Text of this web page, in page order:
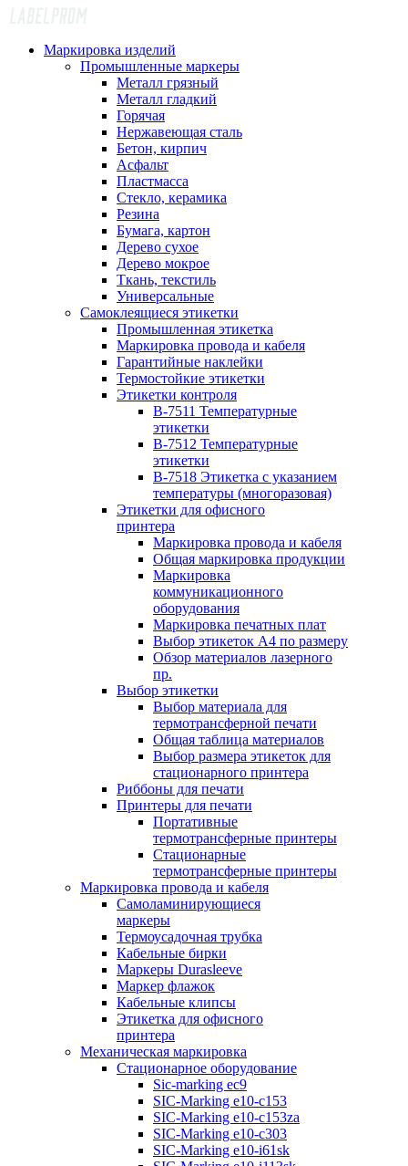
Маркировка изделий
Промышленные маркеры
Металл грязный
Металл гладкий
Горячая
Нержавеющая сталь
Бетон, кирпич
Асфальт
Пластмасса
Стекло, керамика
Резина
Бумага, картон
Дерево сухое
Дерево мокрое
Ткань, текстиль
Универсальные
Самоклеящиеся этикетки
Промышленная этикетка
Маркировка провода и кабеля
Гарантийные наклейки
Термостойкие этикетки
Этикетки контроля
B-7511 Температурные
этикетки
B-7512 Температурные
этикетки
B-7518 Этикетка с указанием
температуры (многоразовая)
Этикетки для офисного
принтера
Маркировка провода и кабеля
Общая маркировка продукции
Маркировка
коммуникационного
оборудования
Маркировка печатных плат
Выбор этикеток А4 по размеру
Обзор материалов лазерного
пр.
Выбор этикетки
Выбор материала для
термотрансферной печати
Общая таблица материалов
Выбор размера этикеток для
стационарного принтера
Риббоны для печати
Принтеры для печати
Портативные
термотрансферные принтеры
Стационарные
термотрансферные принтеры
Маркировка провода и кабеля
Самоламинирующиеся
маркеры
Термоусадочная трубка
Кабельные бирки
Маркеры Durasleeve
Маркер флажок
Кабельные клипсы
Этикетка для офисного
принтера
Механическая маркировка
Стационарное оборудование
Sic-marking ec9
SIC-Marking e10-c153
SIC-Marking e10-c153za
SIC-Marking e10-c303
SIC-Marking e10-i61sk